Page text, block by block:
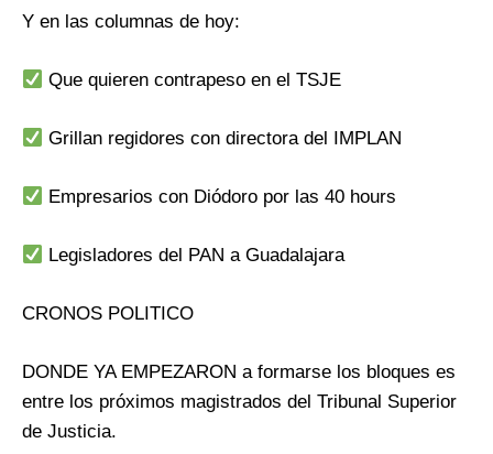
Y en las columnas de hoy:
Que quieren contrapeso en el TSJE
Grillan regidores con directora del IMPLAN
Empresarios con Diódoro por las 40 hours
Legisladores del PAN a Guadalajara
CRONOS POLITICO
DONDE YA EMPEZARON a formarse los bloques es
entre los próximos magistrados del Tribunal Superior
de Justicia.